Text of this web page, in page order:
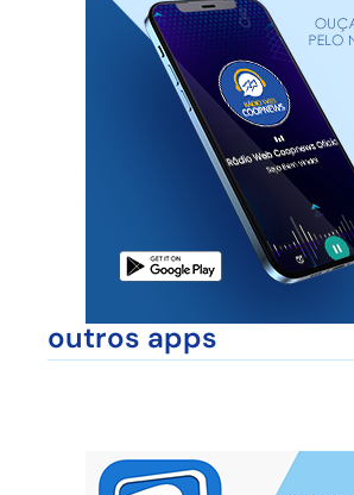
outros apps